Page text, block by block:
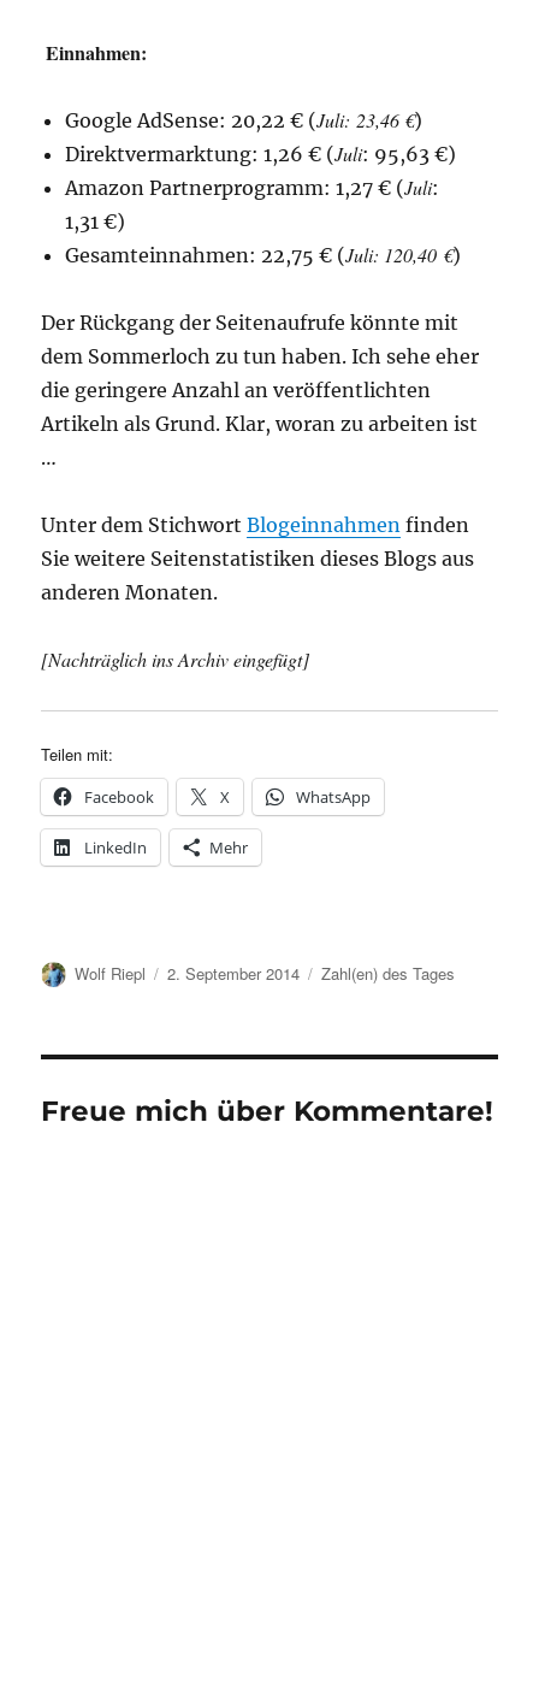
Einnahmen:
Google AdSense: 20,22 € (Juli: 23,46 €)
Direktvermarktung: 1,26 € (Juli: 95,63 €)
Amazon Partnerprogramm: 1,27 € (Juli:
1,31 €)
Gesamteinnahmen: 22,75 € (Juli: 120,40 €)
Der Rückgang der Seitenaufrufe könnte mit
dem Sommerloch zu tun haben. Ich sehe eher
die geringere Anzahl an veröffentlichten
Artikeln als Grund. Klar, woran zu arbeiten ist
…
Unter dem StichwortBlogeinnahmen finden
Sie weitere Seitenstatistiken dieses Blogs aus
anderen Monaten.
[Nachträglich ins Archiv eingefügt]
Teilen mit:
Facebook X WhatsApp
LinkedIn Mehr
Autor
Wolf Riepl
Veröffentlicht
2. September 2014 Kategorien
Zahl(en) des Tages
Freue mich über Kommentare!